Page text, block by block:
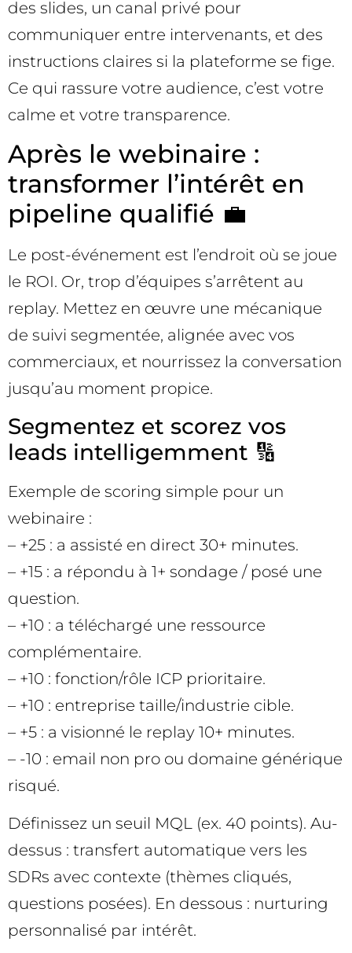
des slides, un canal privé pour
communiquer entre intervenants, et des
instructions claires si la plateforme se fige.
Ce qui rassure votre audience, c’est votre
calme et votre transparence.
Après le webinaire :
transformer l’intérêt en
pipeline qualifié 💼
Le post-événement est l’endroit où se joue
le ROI. Or, trop d’équipes s’arrêtent au
replay. Mettez en œuvre une mécanique
de suivi segmentée, alignée avec vos
commerciaux, et nourrissez la conversation
jusqu’au moment propice.
Segmentez et scorez vos
leads intelligemment 🔢
Exemple de scoring simple pour un
webinaire :
– +25 : a assisté en direct 30+ minutes.
– +15 : a répondu à 1+ sondage / posé une
question.
– +10 : a téléchargé une ressource
complémentaire.
– +10 : fonction/rôle ICP prioritaire.
– +10 : entreprise taille/industrie cible.
– +5 : a visionné le replay 10+ minutes.
– -10 : email non pro ou domaine générique
risqué.
Définissez un seuil MQL (ex. 40 points). Au-
dessus : transfert automatique vers les
SDRs avec contexte (thèmes cliqués,
questions posées). En dessous : nurturing
personnalisé par intérêt.